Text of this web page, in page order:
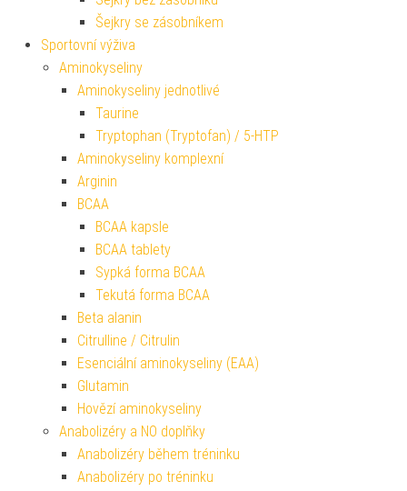
Šejkry se zásobníkem
Sportovní výživa
Aminokyseliny
Aminokyseliny jednotlivé
Taurine
Tryptophan (Tryptofan) / 5-HTP
Aminokyseliny komplexní
Arginin
BCAA
BCAA kapsle
BCAA tablety
Sypká forma BCAA
Tekutá forma BCAA
Beta alanin
Citrulline / Citrulin
Esenciální aminokyseliny (EAA)
Glutamin
Hovězí aminokyseliny
Anabolizéry a NO doplňky
Anabolizéry během tréninku
Anabolizéry po tréninku